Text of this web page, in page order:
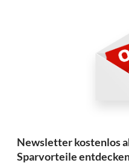
Newsletter kostenlos
Sparvorteile